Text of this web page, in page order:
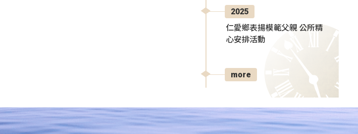
2025
仁愛鄉表揚模範父親 公所精
心安排活動
more